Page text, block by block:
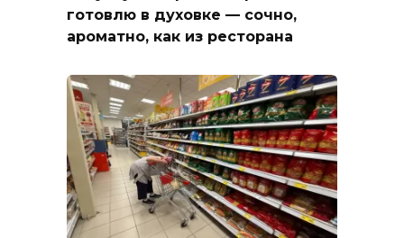
готовлю в духовке — сочно,
ароматно, как из ресторана